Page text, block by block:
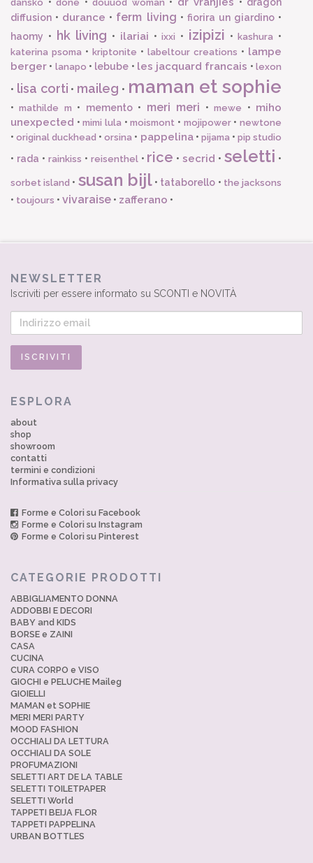
dansko done douuod woman
diffusion • durance • ferm living • fiorira un giardino•
haomy • hk living • ilariai •ixxi • izipizi •kashura •
katerina psoma • kriptonite • labeltour creations • lampe
berger • lanapo • lebube • les jacquard francais •lexon
• lisa corti • maileg • maman et sophie
•mathilde m • memento• meri meri •mewe • miho
unexpected •mimi lula •moismont • mojipower•newtone
•original duckhead •orsina • pappelina• pijama • pip studio
• rada • rainkiss • reisenthel• rice •secrid •seletti •
sorbet island • susan bijl• tataborello • the jacksons
• toujours • vivaraise • zafferano •
NEWSLETTER
Iscriviti per essere informato su SCONTI e NOVITÀ
ESPLORA
about
shop
showroom
contatti
termini e condizioni
Informativa sulla privacy
Forme e Colori su Facebook
Forme e Colori su Instagram
Forme e Colori su Pinterest
CATEGORIE PRODOTTI
ABBIGLIAMENTO DONNA
ADDOBBI E DECORI
BABY and KIDS
BORSE e ZAINI
CASA
CUCINA
CURA CORPO e VISO
GIOCHI e PELUCHE Maileg
GIOIELLI
MAMAN et SOPHIE
MERI MERI PARTY
MOOD FASHION
OCCHIALI DA LETTURA
OCCHIALI DA SOLE
PROFUMAZIONI
SELETTI ART DE LA TABLE
SELETTI TOILETPAPER
SELETTI World
TAPPETI BEIJA FLOR
TAPPETI PAPPELINA
URBAN BOTTLES